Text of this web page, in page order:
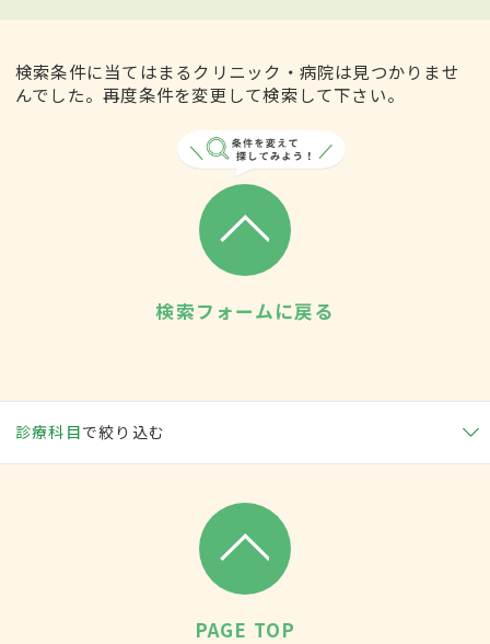
検索条件に当てはまるクリニック・病院は見つかりませ
んでした。再度条件を変更して検索して下さい。
検索フォームに戻る
診療科目で絞り込む
PAGE TOP